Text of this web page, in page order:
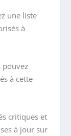
une liste
à
pouvez
à cette
critiques et
à jour sur